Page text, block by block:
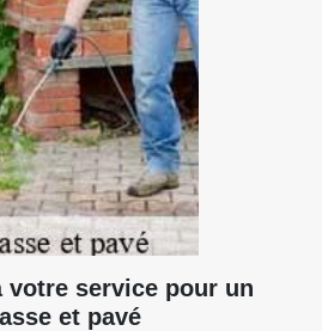
votre service pour un
et pavé